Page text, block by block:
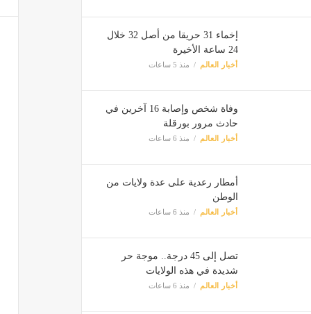
إخماء 31 حريقا من أصل 32 خلال
24 ساعة الأخيرة
أخبار العالم منذ 5 ساعات
وفاة شخص وإصابة 16 آخرين في
حادث مرور بورقلة
أخبار العالم منذ 6 ساعات
أمطار رعدية على عدة ولايات من
الوطن
أخبار العالم منذ 6 ساعات
تصل إلى 45 درجة.. موجة حر
شديدة في هذه الولايات
أخبار العالم منذ 6 ساعات